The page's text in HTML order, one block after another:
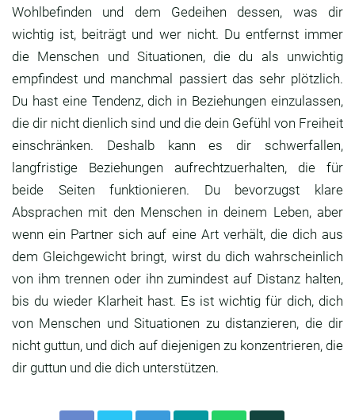
Wohlbefinden und dem Gedeihen dessen, was dir
wichtig ist, beiträgt und wer nicht. Du entfernst immer
die Menschen und Situationen, die du als unwichtig
empfindest und manchmal passiert das sehr plötzlich.
Du hast eine Tendenz, dich in Beziehungen einzulassen,
die dir nicht dienlich sind und die dein Gefühl von Freiheit
einschränken. Deshalb kann es dir schwerfallen,
langfristige Beziehungen aufrechtzuerhalten, die für
beide Seiten funktionieren. Du bevorzugst klare
Absprachen mit den Menschen in deinem Leben, aber
wenn ein Partner sich auf eine Art verhält, die dich aus
dem Gleichgewicht bringt, wirst du dich wahrscheinlich
von ihm trennen oder ihn zumindest auf Distanz halten,
bis du wieder Klarheit hast. Es ist wichtig für dich, dich
von Menschen und Situationen zu distanzieren, die dir
nicht guttun, und dich auf diejenigen zu konzentrieren, die
dir guttun und die dich unterstützen.